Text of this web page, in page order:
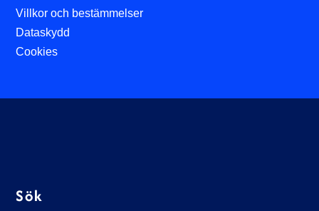
Villkor och bestämmelser
Dataskydd
Cookies
Sök